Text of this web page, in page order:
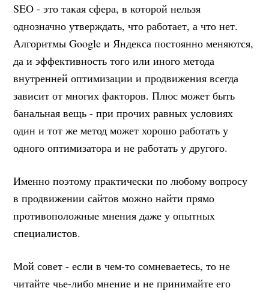
SEO - это такая сфера, в которой нельзя
однозначно утверждать, что работает, а что нет.
Алгоритмы Google и Яндекса постоянно меняются,
да и эффективность того или иного метода
внутренней оптимизации и продвижения всегда
зависит от многих факторов. Плюс может быть
банальная вещь - при прочих равных условиях
один и тот же метод может хорошо работать у
одного оптимизатора и не работать у другого.
Именно поэтому практически по любому вопросу
в продвижении сайтов можно найти прямо
противоположные мнения даже у опытных
специалистов.
Мой совет - если в чем-то сомневаетесь, то не
читайте чье-либо мнение и не принимайте его